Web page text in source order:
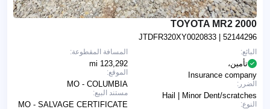
2000 TOYOTA MR2
JTDFR320XY0020833 | 52144296
المسافة المقطوعة:
123,292 mi
الموقع:
MO - COLUMBIA
مستند البيع:
MO - SALVAGE CERTIFICATE
البائع:
تأمين،
Insurance company
الضرر:
Hail | Minor Dent/scratches
النوع: